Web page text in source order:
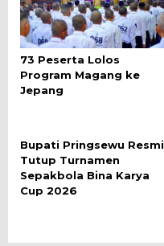
73 Peserta Lolos
Program Magang ke
Jepang
Bupati Pringsewu Resmi
Tutup Turnamen
Sepakbola Bina Karya
Cup 2026